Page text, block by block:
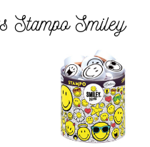
Stampo Smiley